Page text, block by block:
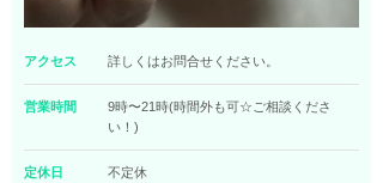
アクセス 詳しくはお問合せください。
営業時間
9時〜21時(時間外も可☆ご相談くださ
い！)
定休日 不定休